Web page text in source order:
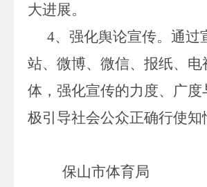
大进展。
4、强化舆论宣传。通过
站、微博、微信、报纸、电
体，强化宣传的力度、广度
极引导社会公众正确行使知
保山市体育局